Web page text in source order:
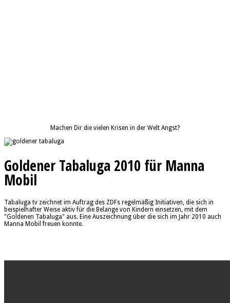
Machen Dir die vielen Krisen in der Welt Angst?
Goldener Tabaluga 2010 für Manna
Mobil
Tabaluga tv zeichnet im Auftrag des ZDFs regelmäßig Initiativen, die sich in
beispielhafter Weise aktiv für die Belange von Kindern einsetzen, mit dem
"Goldenen Tabaluga" aus. Eine Auszeichnung über die sich im Jahr 2010 auch
Manna Mobil freuen konnte.